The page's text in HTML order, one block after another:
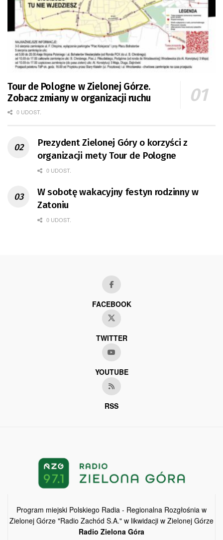
Tour de Pologne w Zielonej Górze.
Zobacz zmiany w organizacji ruchu
0 UDOST.
Prezydent Zielonej Góry o korzyści z
organizacji mety Tour de Pologne
0 UDOST.
W sobotę wakacyjny festyn rodzinny w
Zatoniu
0 UDOST.
FACEBOOK
TWITTER
YOUTUBE
RSS
Program miejski Polskiego Radia - Regionalna Rozgłośnia w
Zielonej Górze "Radio Zachód S.A." w likwidacji w Zielonej Górze
Radio Zielona Góra